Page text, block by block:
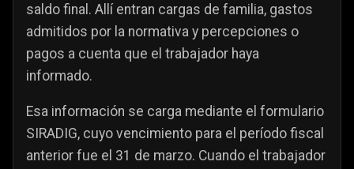
saldo final. Allí entran cargas de familia, gastos
admitidos por la normativa y percepciones o
pagos a cuenta que el trabajador haya
informado.
Esa información se carga mediante el formulario
SIRADIG, cuyo vencimiento para el período fiscal
anterior fue el 31 de marzo. Cuando el trabajador